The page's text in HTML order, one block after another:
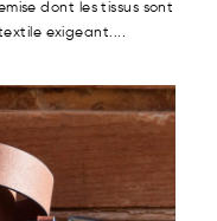
dont les tissus sont
exigeant....